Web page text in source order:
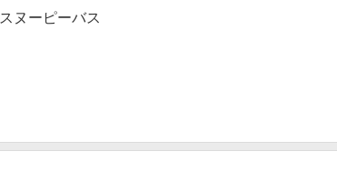
ヌーピーバス